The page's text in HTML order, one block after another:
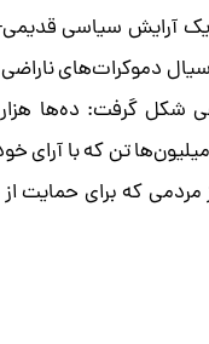
یک آرایش سیاسی قدیمی-
دموکرات‌های ناراضی
شکل گرفت: ده‌ها
تن که با آرای
از مردمی که برای